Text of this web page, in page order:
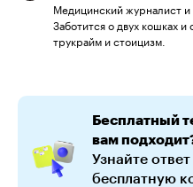
Медицинский журналист
Заботится о двух кошках
трукрайм и стоицизм.
Бесплатный
вам
Узнайте
бесплатную